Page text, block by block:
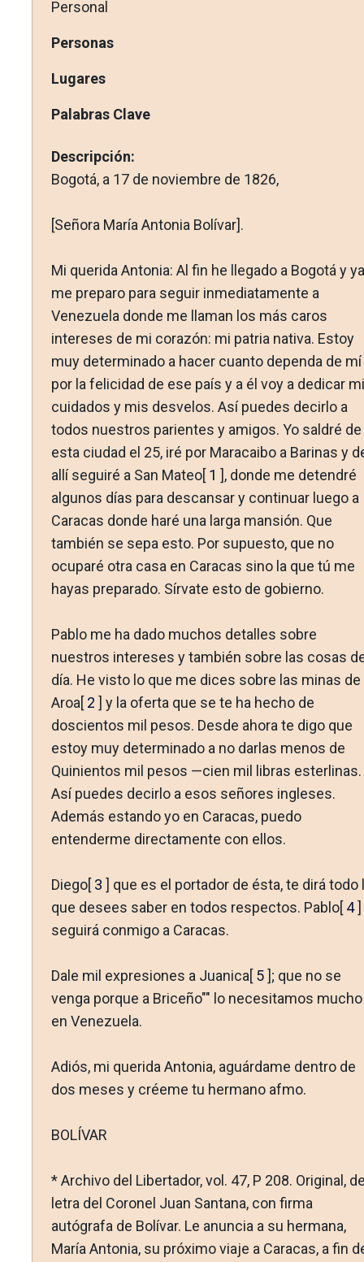
Personal
Personas
Lugares
Palabras Clave
Descripción:
Bogotá, a 17 de noviembre de 1826,
[Señora María Antonia Bolívar].
Mi querida Antonia: Al fin he llegado a Bogotá y ya
me preparo para seguir inmediatamente a
Venezuela donde me llaman los más caros
intereses de mi corazón: mi patria nativa. Estoy
muy determinado a hacer cuanto dependa de mí
por la felicidad de ese país y a él voy a dedicar
cuidados y mis desvelos. Así puedes decirlo a
todos nuestros parientes y amigos. Yo saldré de
esta ciudad el 25, iré por Maracaibo a Barinas y
allí seguiré a San Mateo[ 1 ], donde me detendré
algunos días para descansar y continuar luego a
Caracas donde haré una larga mansión. Que
también se sepa esto. Por supuesto, que no
ocuparé otra casa en Caracas sino la que tú me
hayas preparado. Sírvate esto de gobierno.
Pablo me ha dado muchos detalles sobre
nuestros intereses y también sobre las cosas
día. He visto lo que me dices sobre las minas de
Aroa[ 2 ] y la oferta que se te ha hecho de
doscientos mil pesos. Desde ahora te digo que
estoy muy determinado a no darlas menos de
Quinientos mil pesos —cien mil libras esterlinas.
Así puedes decirlo a esos señores ingleses.
Además estando yo en Caracas, puedo
entenderme directamente con ellos.
Diego[ 3 ] que es el portador de ésta, te dirá todo
que desees saber en todos respectos. Pablo[ 4]
seguirá conmigo a Caracas.
Dale mil expresiones a Juanica[ 5]; que no se
venga porque a Briceño"" lo necesitamos mucho
en Venezuela.
Adiós, mi querida Antonia, aguárdame dentro de
dos meses y créeme tu hermano afmo.
BOLÍVAR
* Archivo del Libertador, vol. 47, P 208. Original,
letra del Coronel Juan Santana, con firma
autógrafa de Bolívar. Le anuncia a su hermana,
María Antonia, su próximo viaje a Caracas, a fin